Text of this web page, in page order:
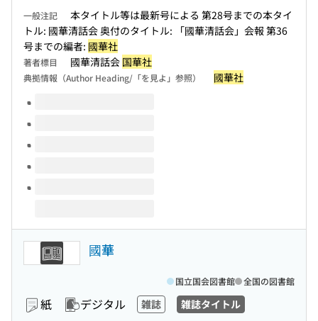
一般注記
本タイトル等は最新号による 第28号までの本タイ
トル: 國華清話会 奥付のタイトル: 「國華清話会」会報 第36
号までの編者: 國華社
著者標目 國華清話会 国華社
典拠情報（Author Heading/「を見よ」参照） 國華社
このタイトルの巻号
國華
紙 デジタル 雑誌 雑誌タイトル
国立国会図書館 全国の図書館